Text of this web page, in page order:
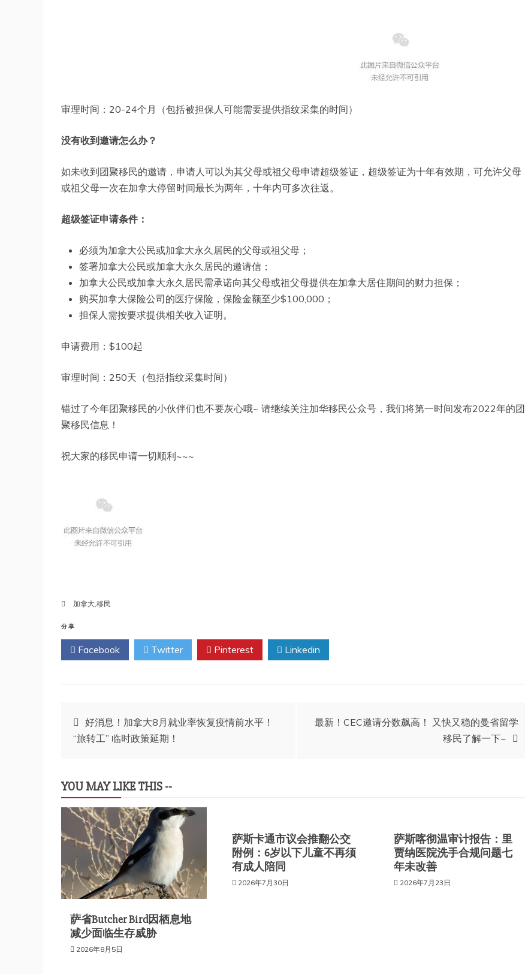
审理时间：20-24个月（包括被担保人可能需要提供指纹采集的时间）
没有收到邀请怎么办？
如未收到团聚移民的邀请，申请人可以为其父母或祖父母申请超级签证，超级签证为十年有效期，可允许父母
或祖父母一次在加拿大停留时间最长为两年，十年内可多次往返。
超级签证申请条件：
必须为加拿大公民或加拿大永久居民的父母或祖父母；
签署加拿大公民或加拿大永久居民的邀请信；
加拿大公民或加拿大永久居民需承诺向其父母或祖父母提供在加拿大居住期间的财力担保；
购买加拿大保险公司的医疗保险，保险金额至少$100,000；
担保人需按要求提供相关收入证明。
申请费用：$100起
审理时间：250天（包括指纹采集时间）
错过了今年团聚移民的小伙伴们也不要灰心哦~ 请继续关注加华移民公众号，我们将第一时间发布2022年的团
聚移民信息！
祝大家的移民申请一切顺利~~~
加拿大,移民
分享
Facebook Twitter Pinterest Linkedin
文
章
导
航
好消息！加拿大8月就业率恢复疫情前水平！
“旅转工” 临时政策延期！
最新！CEC邀请分数飙高！ 又快又稳的曼省留学
移民了解一下~
YOU MAY LIKE THIS --
萨省Butcher Bird因栖息地
减少面临生存威胁
2026年8月5日
萨斯卡通市议会推翻公交
附例：6岁以下儿童不再须
有成人陪同
2026年7月30日
萨斯喀彻温审计报告：里
贾纳医院洗手合规问题七
年未改善
2026年7月23日